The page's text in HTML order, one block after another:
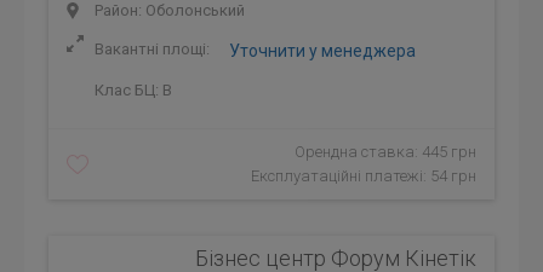
Район: Оболонський
Вакантні площі: Уточнити у менеджера
Клас БЦ: B
Орендна ставка: 445 грн
Експлуатаційні платежі: 54 грн
Бізнес центр Форум Кінетік